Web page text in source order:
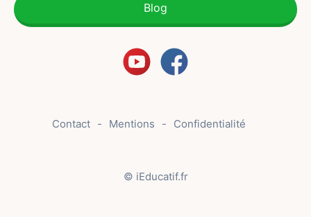
Blog
Contact Mentions Confidentialité
© iEducatif.fr